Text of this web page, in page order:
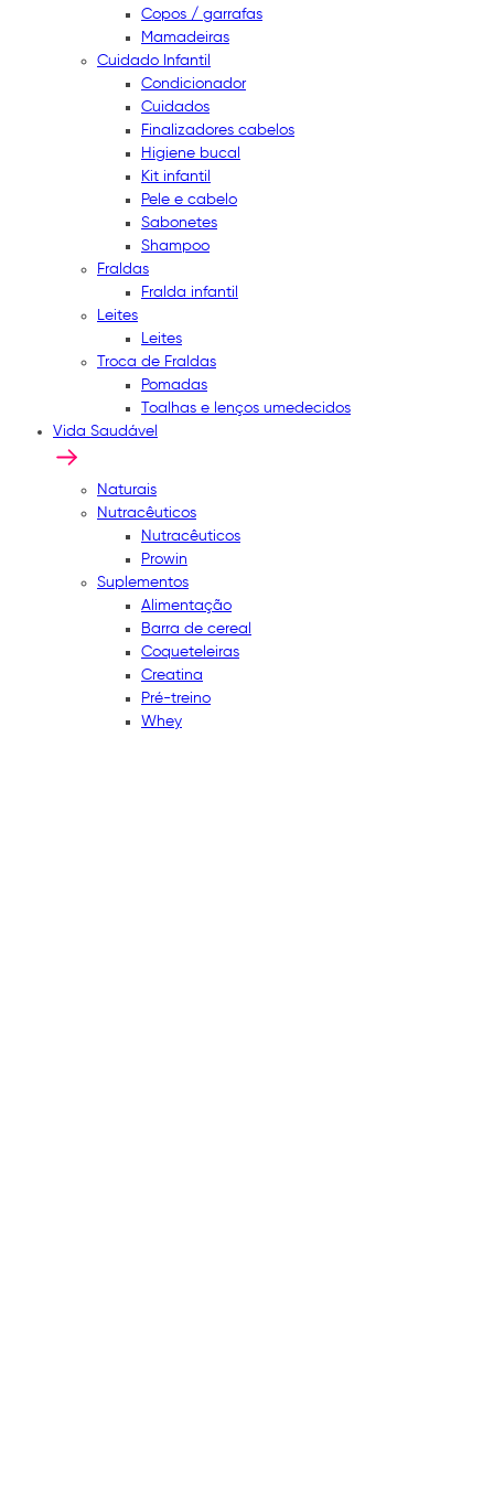
Copos / garrafas
Mamadeiras
Cuidado Infantil
Condicionador
Cuidados
Finalizadores cabelos
Higiene bucal
Kit infantil
Pele e cabelo
Sabonetes
Shampoo
Fraldas
Fralda infantil
Leites
Leites
Troca de Fraldas
Pomadas
Toalhas e lenços umedecidos
Vida Saudável
Naturais
Nutracêuticos
Nutracêuticos
Prowin
Suplementos
Alimentação
Barra de cereal
Coqueteleiras
Creatina
Pré-treino
Whey